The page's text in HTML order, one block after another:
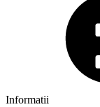
Informatii